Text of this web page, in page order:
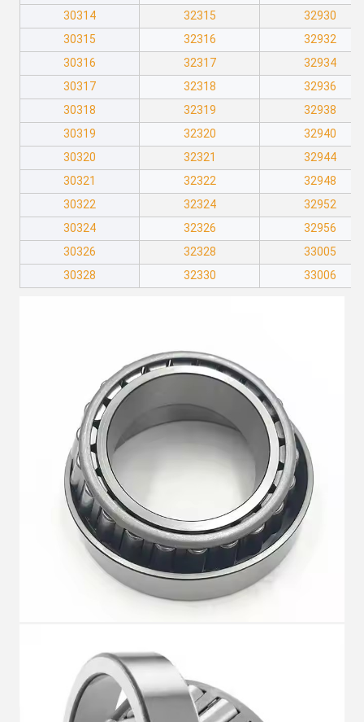
30314
32315
32930
30315
32316
32932
30316
32317
32934
30317
32318
32936
30318
32319
32938
30319
32320
32940
30320
32321
32944
30321
32322
32948
30322
32324
32952
30324
32326
32956
30326
32328
33005
30328
32330 33006